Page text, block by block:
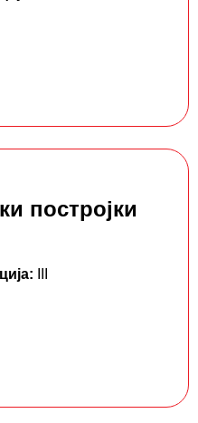
постројки